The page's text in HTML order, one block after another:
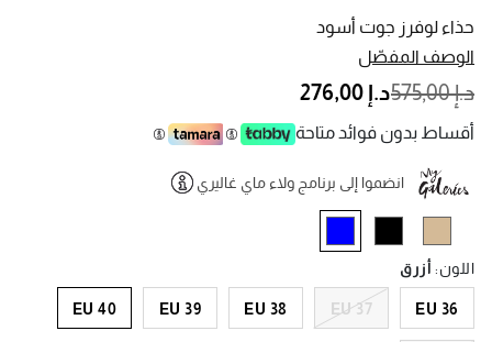
حذاء لوفرز جوت أسود
الوصف المفصّل
PRICE REDUCED FROM
د.إ 575,00 TO
د.إ 276,00
أقساط بدون فوائد متاحة
انضموا إلى برنامج ولاء ماي غاليري
اللون: أزرق
EU 36
EU 37
EU 38
EU 39
EU 40